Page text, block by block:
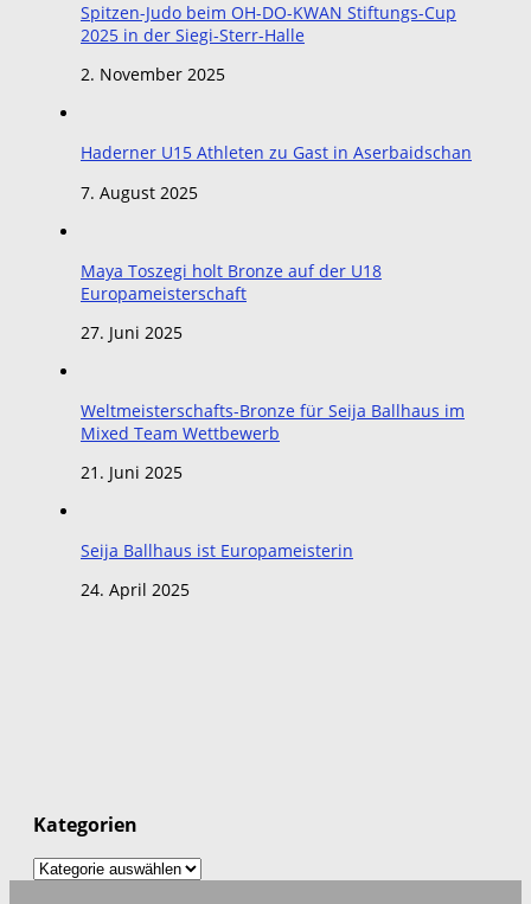
Spitzen-Judo beim OH-DO-KWAN Stiftungs-Cup
2025 in der Siegi-Sterr-Halle
2. November 2025
Haderner U15 Athleten zu Gast in Aserbaidschan
7. August 2025
Maya Toszegi holt Bronze auf der U18
Europameisterschaft
27. Juni 2025
Weltmeisterschafts-Bronze für Seija Ballhaus im
Mixed Team Wettbewerb
21. Juni 2025
Seija Ballhaus ist Europameisterin
24. April 2025
Kategorien
Kategorien